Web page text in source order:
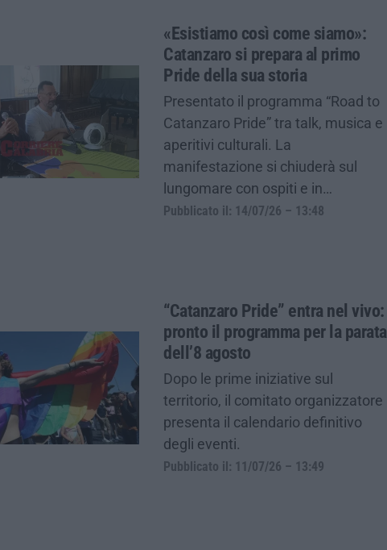
«Esistiamo così come siamo»:
Catanzaro si prepara al primo
Pride della sua storia
Presentato il programma “Road to
Catanzaro Pride” tra talk, musica e
aperitivi culturali. La
manifestazione si chiuderà sul
lungomare con ospiti e in…
Pubblicato il: 14/07/26 – 13:48
“Catanzaro Pride” entra nel vivo:
pronto il programma per la parata
dell’8 agosto
Dopo le prime iniziative sul
territorio, il comitato organizzatore
presenta il calendario definitivo
degli eventi.
Pubblicato il: 11/07/26 – 13:49